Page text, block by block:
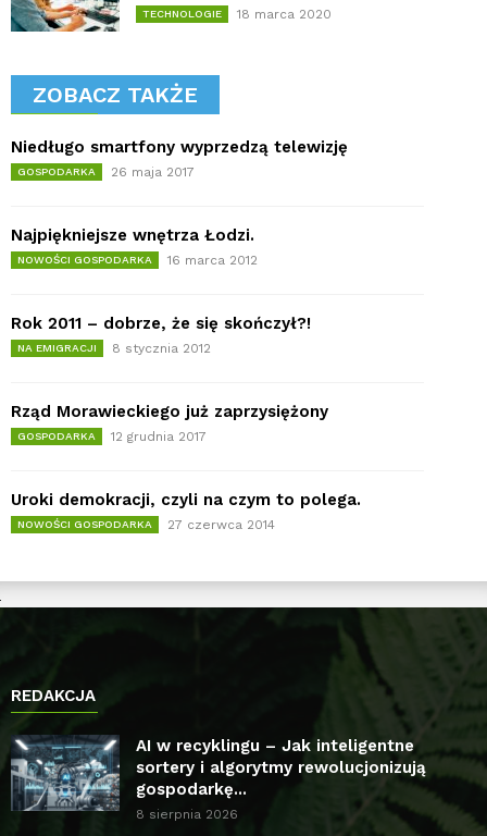
TECHNOLOGIE 18 marca 2020
ZOBACZ TAKŻE
Niedługo smartfony wyprzedzą telewizję
GOSPODARKA 26 maja 2017
Najpiękniejsze wnętrza Łodzi.
NOWOŚCI GOSPODARKA 16 marca 2012
Rok 2011 – dobrze, że się skończył?!
NA EMIGRACJI 8 stycznia 2012
Rząd Morawieckiego już zaprzysiężony
GOSPODARKA 12 grudnia 2017
Uroki demokracji, czyli na czym to polega.
NOWOŚCI GOSPODARKA 27 czerwca 2014
REDAKCJA
AI w recyklingu – Jak inteligentne
sortery i algorytmy rewolucjonizują
gospodarkę...
8 sierpnia 2026